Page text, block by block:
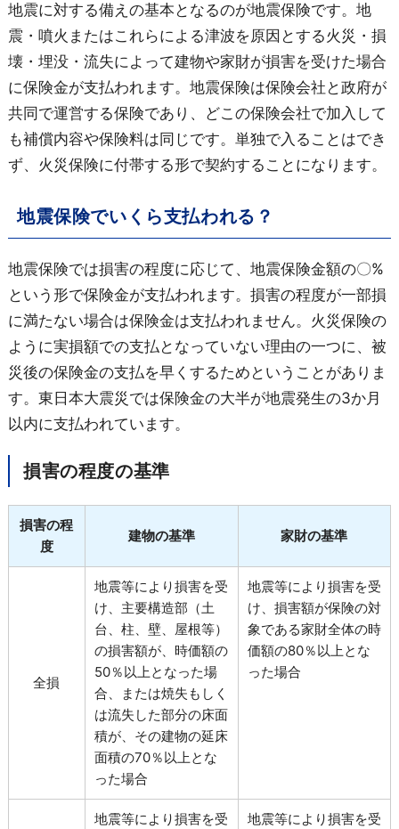
地震に対する備えの基本となるのが地震保険です。地
震・噴火またはこれらによる津波を原因とする火災・損
壊・埋没・流失によって建物や家財が損害を受けた場合
に保険金が支払われます。地震保険は保険会社と政府が
共同で運営する保険であり、どこの保険会社で加入して
も補償内容や保険料は同じです。単独で入ることはでき
ず、火災保険に付帯する形で契約することになります。
地震保険でいくら支払われる？
地震保険では損害の程度に応じて、地震保険金額の〇%
という形で保険金が支払われます。損害の程度が一部損
に満たない場合は保険金は支払われません。火災保険の
ように実損額での支払となっていない理由の一つに、被
災後の保険金の支払を早くするためということがありま
す。東日本大震災では保険金の大半が地震発生の3か月
以内に支払われています。
損害の程度の基準
損害の程
度
建物の基準 家財の基準
全損
地震等により損害を受
け、主要構造部（土
台、柱、壁、屋根等）
の損害額が、時価額の
50％以上となった場
合、または焼失もしく
は流失した部分の床面
積が、その建物の延床
面積の70％以上とな
った場合
地震等により損害を受
け、損害額が保険の対
象である家財全体の時
価額の80％以上とな
った場合
地震等により損害を受
地震等により損害を受